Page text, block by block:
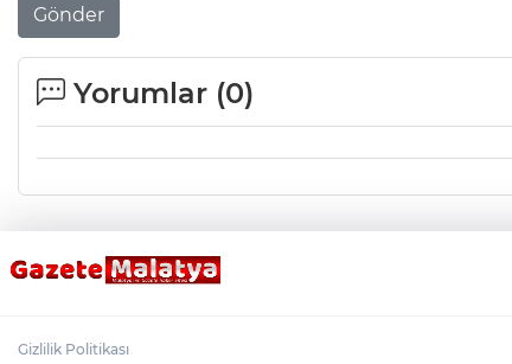
Gönder
Yorumlar (0)
Gizlilik Politikası